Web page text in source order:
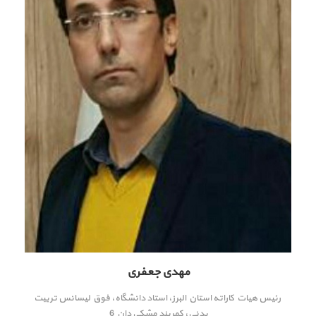
مهدی جعفری
رئیس هیات کاراته استان البرز، استاد دانشگاه، فوق لیسانس تربیت